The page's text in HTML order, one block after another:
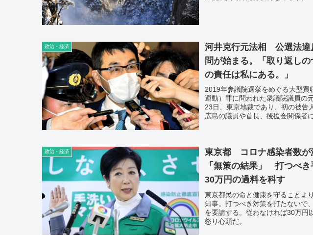
た」「他山ではなく紛れもなく
いった批判が相次いでいる。原点
調べた。
政治・経済
河井克行元法相 公選法違
問が始まる。「取り返し
の責任は私にある。」
2019年参議院選挙をめぐる大型
運動）罪に問われた衆議院議員の
23日、東京地裁であり、初の被告
広島の議員や首長、後援会関係者
挙買収だったと一転して認めた。
た」と説明。「取り返しのつかな
る」として議員辞職する意向を表
政治・経済
東京都 コロナ感染者数が
「無策の結果」 打つべ
30万円の過料を科す
東京都民の命と健康を守ることよ
知事。打つべき対策を打たないで
を要請する。従わなければ30万円
怒り心頭だ。